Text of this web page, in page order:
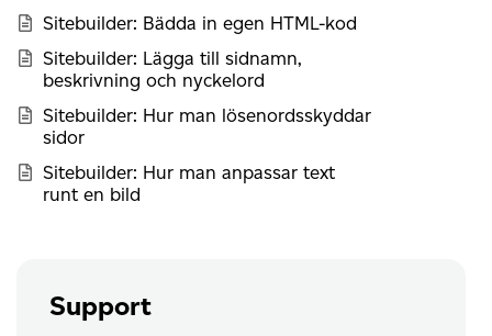
Sitebuilder: Bädda in egen HTML-kod
Sitebuilder: Lägga till sidnamn,
beskrivning och nyckelord
Sitebuilder: Hur man lösenordsskyddar
sidor
Sitebuilder: Hur man anpassar text
runt en bild
Support